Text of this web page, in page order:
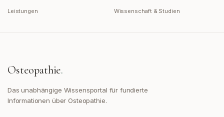
Leistungen Wissenschaft & Studien
Osteopathie.
Das unabhängige Wissensportal für fundierte
Informationen über Osteopathie.